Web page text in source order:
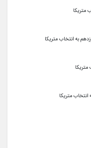
متریکا
به انتخاب متریکا
متریکا